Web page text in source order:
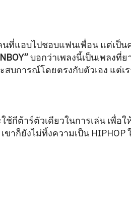
ที่แอบไปชอบแฟนเพื่อน แต่เป็น
บอกว่าเพลงนี้เป็นเพลงที่
สบการณ์โดยตรงกับตัวเอง แต่เ
ช้กีต้าร์ตัวเดียวในการเล่น เพื่อ
าก็ยังไม่ทิ้งความเป็น HIPHOP